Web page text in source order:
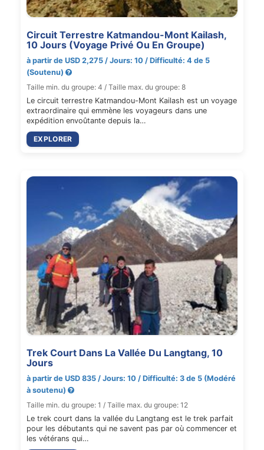
Circuit Terrestre Katmandou-Mont Kailash,
10 Jours (Voyage Privé Ou En Groupe)
à partir de USD 2,275 / Jours: 10 / Difficulté: 4 de 5
(Soutenu)
Taille min. du groupe: 4 / Taille max. du groupe: 8
Le circuit terrestre Katmandou-Mont Kailash est un voyage
extraordinaire qui emmène les voyageurs dans une
expédition envoûtante depuis la…
EXPLORER
Trek Court Dans La Vallée Du Langtang, 10
Jours
à partir de USD 835 / Jours: 10 / Difficulté: 3 de 5 (Modéré
à soutenu)
Taille min. du groupe: 1 / Taille max. du groupe: 12
Le trek court dans la vallée du Langtang est le trek parfait
pour les débutants qui ne savent pas par où commencer et
les vétérans qui…